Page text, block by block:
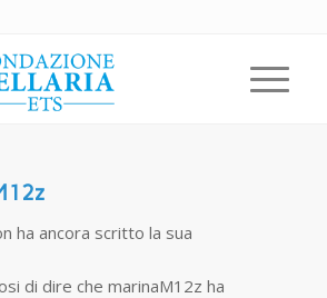
ha ancora scritto la sua
di dire che marinaM12z ha